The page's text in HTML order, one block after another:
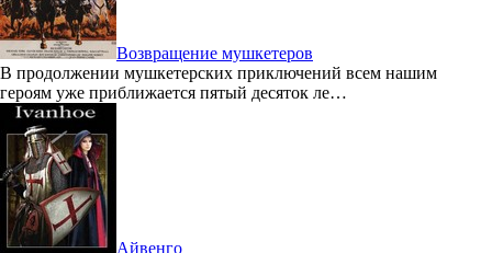
Возвращение мушкетеров
В продолжении мушкетерских приключений всем нашим
героям уже приближается пятый десяток ле…
Айвенго